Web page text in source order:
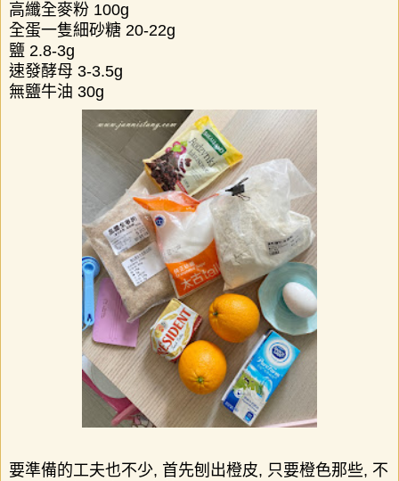
高纖全麥粉 100g
全蛋一隻細砂糖 20-22g
鹽 2.8-3g
速發酵母 3-3.5g
無鹽牛油 30g
要準備的工夫也不少, 首先刨出橙皮, 只要橙色那些, 不